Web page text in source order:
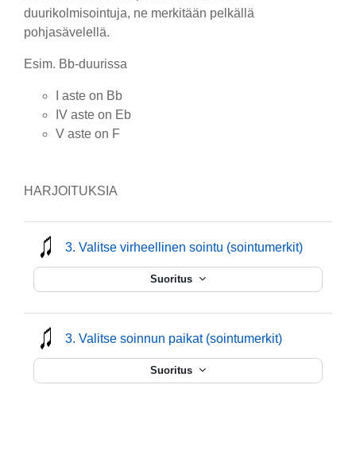
duurikolmisointuja, ne merkitään pelkällä
pohjasävelellä.
Esim. Bb-duurissa
I aste on Bb
IV aste on Eb
V aste on F
HARJOITUKSIA
3. Valitse virheellinen sointu (sointumerkit)mmusic
Suoritus
3. Valitse soinnun paikat (sointumerkit)mmusic
Suoritus